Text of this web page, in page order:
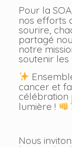
Pour la
nos efforts
sourire,
partagé
notre
soutenir les
cancer et
célébration
lumière !
Nous